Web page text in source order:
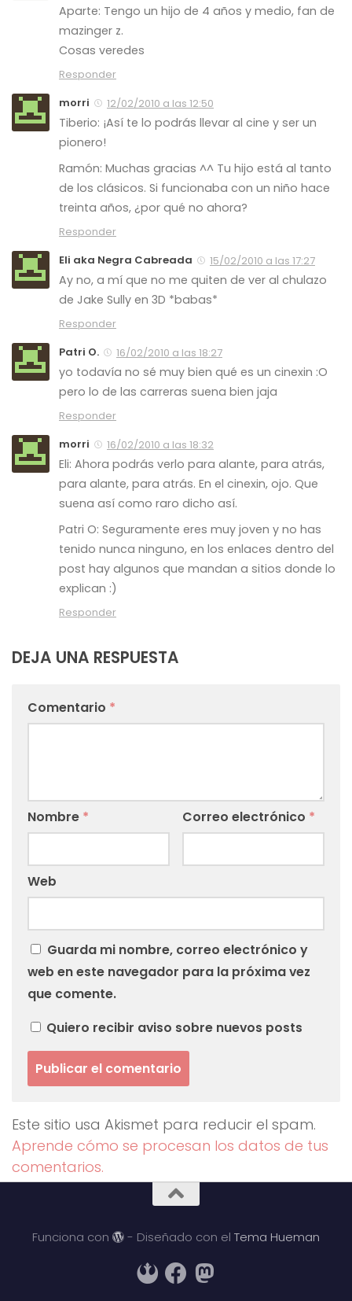
Aparte: Tengo un hijo de 4 años y medio, fan de
mazinger z.
Cosas veredes
Responder
morri
12/02/2010 a las 12:50
Tiberio: ¡Así te lo podrás llevar al cine y ser un
pionero!
Ramón: Muchas gracias ^^ Tu hijo está al tanto
de los clásicos. Si funcionaba con un niño hace
treinta años, ¿por qué no ahora?
Responder
Eli aka Negra Cabreada
15/02/2010 a las 17:27
Ay no, a mí que no me quiten de ver al chulazo
de Jake Sully en 3D *babas*
Responder
Patri O.
16/02/2010 a las 18:27
yo todavía no sé muy bien qué es un cinexin :O
pero lo de las carreras suena bien jaja
Responder
morri
16/02/2010 a las 18:32
Eli: Ahora podrás verlo para alante, para atrás,
para alante, para atrás. En el cinexin, ojo. Que
suena así como raro dicho así.
Patri O: Seguramente eres muy joven y no has
tenido nunca ninguno, en los enlaces dentro del
post hay algunos que mandan a sitios donde lo
explican :)
Responder
DEJA UNA RESPUESTA
Comentario *
Nombre * Correo electrónico *
Web
Guarda mi nombre, correo electrónico y
web en este navegador para la próxima vez
que comente.
Quiero recibir aviso sobre nuevos posts
Este sitio usa Akismet para reducir el spam.
Aprende cómo se procesan los datos de tus
comentarios.
Funciona con - Diseñado con el Tema Hueman